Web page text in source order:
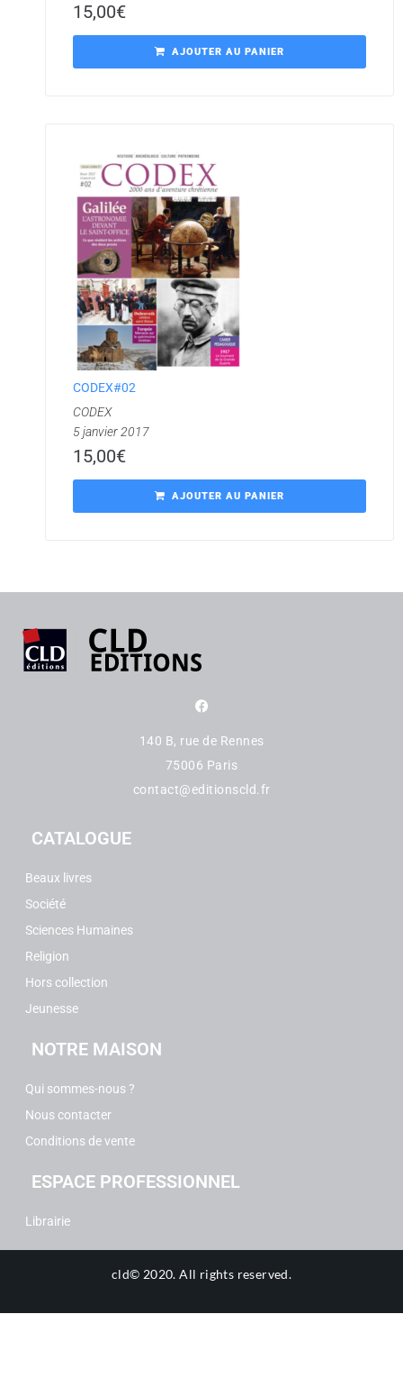
15,00€
AJOUTER AU PANIER
CODEX#02
CODEX
5 janvier 2017
15,00€
AJOUTER AU PANIER
140 B, rue de Rennes
75006 Paris
contact@editionscld.fr
CATALOGUE
Beaux livres
Société
Sciences Humaines
Religion
Hors collection
Jeunesse
NOTRE MAISON
Qui sommes-nous ?
Nous contacter
Conditions de vente
ESPACE PROFESSIONNEL
Librairie
cld© 2020.All rights reserved.